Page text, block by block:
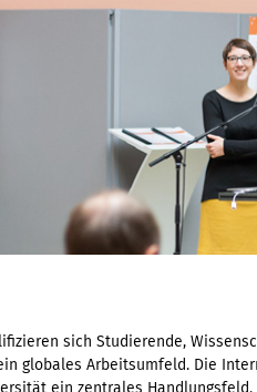
sich Studierende,
globales Arbeitsumfeld. Die
ein zentrales